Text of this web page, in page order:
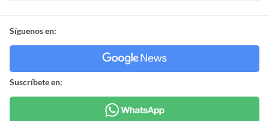
Síguenos en:
Suscríbete en: